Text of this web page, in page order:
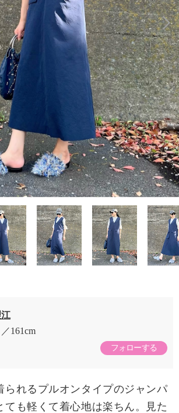
161cm
フォローする
られるプルオンタイプのジャンパ
ても軽くて着心地は楽ちん。見た